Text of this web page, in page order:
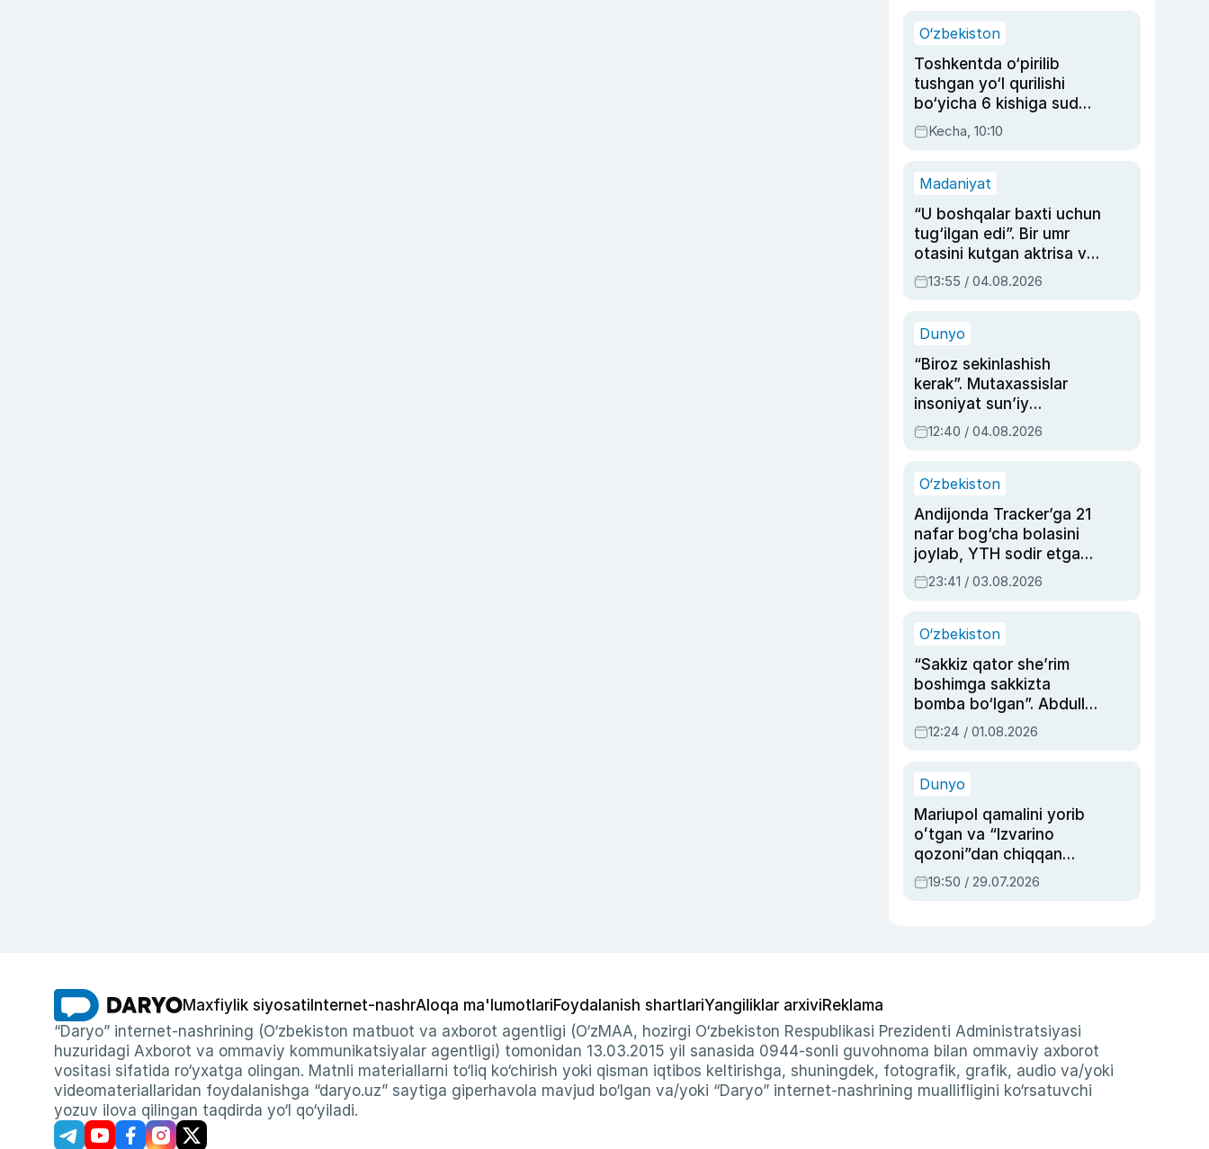
O‘zbekiston
Toshkentda o‘pirilib
tushgan yo‘l qurilishi
bo‘yicha 6 kishiga sud
hukmi o‘qildi
Kecha, 10:10
Madaniyat
“U boshqalar baxti uchun
tug‘ilgan edi”. Bir umr
otasini kutgan aktrisa va
dublyaj ustasi Rimma
Ahmedovaning
13:55 / 04.08.2026
Dunyo
“Biroz sekinlashish
kerak”. Mutaxassislar
insoniyat sun’iy
intellektni boshqara
olmay qolishidan xavotir
12:40 / 04.08.2026
O‘zbekiston
Andijonda Tracker’ga 21
nafar bog‘cha bolasini
joylab, YTH sodir etgan
ayolga sud hukmi o‘qildi
23:41 / 03.08.2026
O‘zbekiston
“Sakkiz qator she’rim
boshimga sakkizta
bomba bo‘lgan”. Abdulla
Oripovni siyosiy
ayblovlardan asrab
12:24 / 01.08.2026
Dunyo
Mariupol qamalini yorib
oʻtgan va “Izvarino
qozoni”dan chiqqan
qahramon — Ukraina
armiyasi bosh
19:50 / 29.07.2026
Maxfiylik siyosati Internet-nashrAloqa ma'lumotlariFoydalanish shartlariYangiliklar arxiviReklama
“Daryo” internet-nashrining (O‘zbekiston matbuot va axborot agentligi (O‘zMAA, hozirgi O‘zbekiston Respublikasi Prezidenti Administratsiyasi
huzuridagi Axborot va ommaviy kommunikatsiyalar agentligi) tomonidan 13.03.2015 yil sanasida 0944-sonli guvohnoma bilan ommaviy axborot
vositasi sifatida ro‘yxatga olingan. Matnli materiallarni to‘liq ko‘chirish yoki qisman iqtibos keltirishga, shuningdek, fotografik, grafik, audio va/yoki
videomateriallaridan foydalanishga “daryo.uz” saytiga giperhavola mavjud bo‘lgan va/yoki “Daryo” internet-nashrining muallifligini ko‘rsatuvchi
yozuv ilova qilingan taqdirda yo‘l qo‘yiladi.